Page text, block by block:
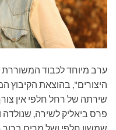
ערב מיוחד לכבוד
היצורים", בהוצאת הקיבוץ
שירתה של רחל חלפי אין
פרס ביאליק לשירה,